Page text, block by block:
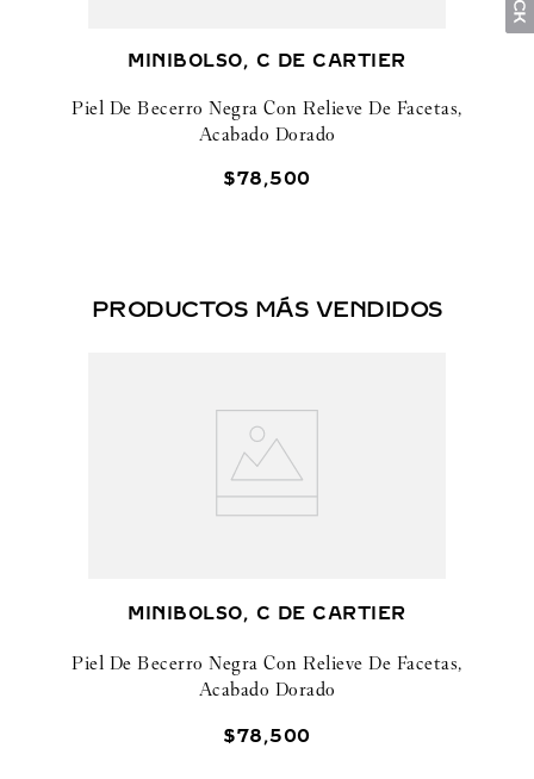
MINIBOLSO, C DE CARTIER
Piel De Becerro Negra Con Relieve De Facetas,
Acabado Dorado
$78,500
PRODUCTOS MÁS VENDIDOS
MINIBOLSO, C DE CARTIER
Piel De Becerro Negra Con Relieve De Facetas,
Acabado Dorado
$78,500